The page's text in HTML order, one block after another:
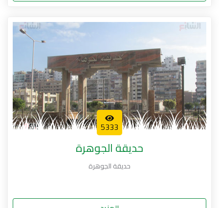
5333
حديقة الجوهرة
حديقة الجوهرة